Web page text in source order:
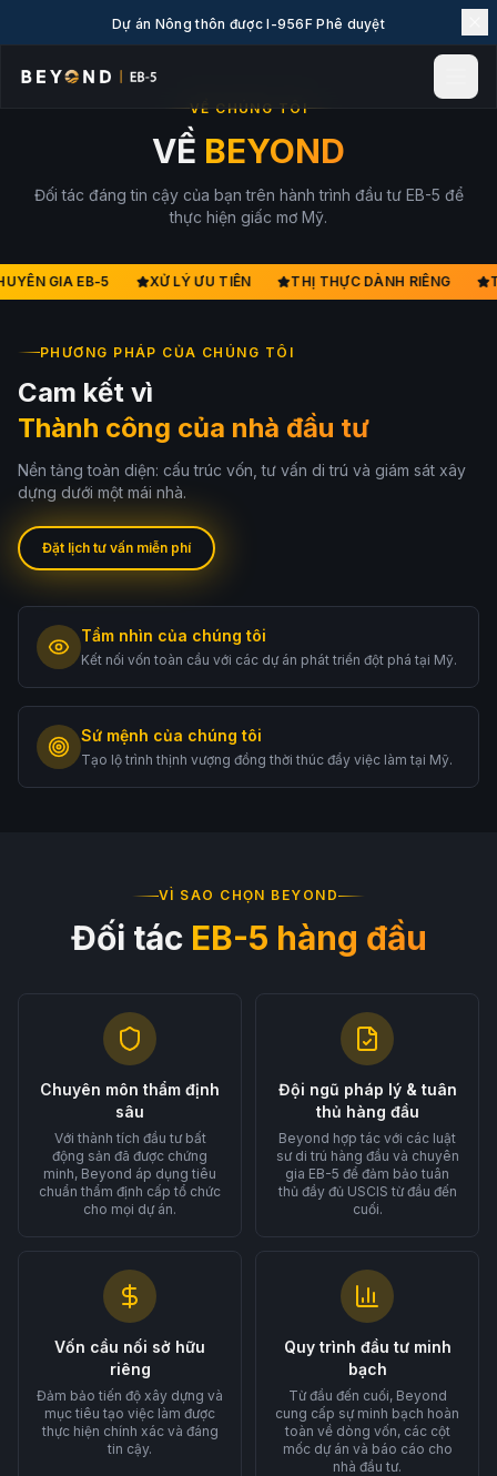
Dự án Nông thôn được I-956F Phê duyệt
Tin tức & Phân tích
Sự kiện
Khám phá EB-5
Bách khoa EB-5
Liên hệ
LANGUAGE
English 简体中文
繁體中文 Tiếng Việt
Русский
Tư vấn miễn phí
VỀ CHÚNG TÔI
VỀ BEYOND
Đối tác đáng tin cậy của bạn trên hành trình đầu tư EB-5 để
thực hiện giấc mơ Mỹ.
GIA EB-5 XỬ LÝ ƯU TIÊN THỊ THỰC DÀNH RIÊNG
PHƯƠNG PHÁP CỦA CHÚNG TÔI
Cam kết vì
Thành công của nhà đầu tư
Nền tảng toàn diện: cấu trúc vốn, tư vấn di trú và giám sát xây
dựng dưới một mái nhà.
Đặt lịch tư vấn miễn phí
Tầm nhìn của chúng tôi
Kết nối vốn toàn cầu với các dự án phát triển đột phá tại Mỹ.
Sứ mệnh của chúng tôi
Tạo lộ trình thịnh vượng đồng thời thúc đẩy việc làm tại Mỹ.
VÌ SAO CHỌN BEYOND
Đối tác EB-5 hàng đầu
Chuyên môn thẩm định
sâu
Với thành tích đầu tư bất
động sản đã được chứng
minh, Beyond áp dụng tiêu
chuẩn thẩm định cấp tổ chức
cho mọi dự án.
Đội ngũ pháp lý & tuân
thủ hàng đầu
Beyond hợp tác với các luật
sư di trú hàng đầu và chuyên
gia EB-5 để đảm bảo tuân
thủ đầy đủ USCIS từ đầu đến
cuối.
Vốn cầu nối sở hữu
riêng
Đảm bảo tiến độ xây dựng và
mục tiêu tạo việc làm được
thực hiện chính xác và đáng
tin cậy.
Quy trình đầu tư minh
bạch
Từ đầu đến cuối, Beyond
cung cấp sự minh bạch hoàn
toàn về dòng vốn, các cột
mốc dự án và báo cáo cho
nhà đầu tư.